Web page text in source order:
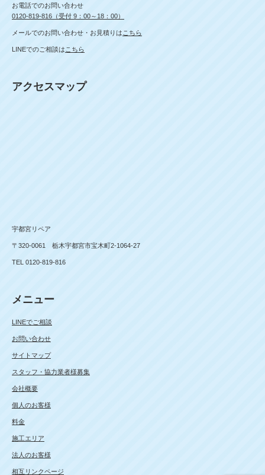
お電話でのお問い合わせ
0120-819-816（受付 9：00～18：00）
メールでのお問い合わせ・お見積りは こちら
LINEでのご相談は こちら
アクセスマップ
宇都宮リペア
〒320-0061 栃木宇都宮市宝木町2-1064-27
TEL 0120-819-816
メニュー
LINEでご相談
お問い合わせ
サイトマップ
スタッフ・協力業者様募集
会社概要
個人のお客様
料金
施工エリア
法人のお客様
相互リンクページ